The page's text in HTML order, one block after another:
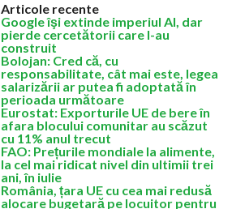
Articole recente
Google îşi extinde imperiul AI, dar
pierde cercetătorii care l-au
construit
Bolojan: Cred că, cu
responsabilitate, cât mai este, legea
salarizării ar putea fi adoptată în
perioada următoare
Eurostat: Exporturile UE de bere în
afara blocului comunitar au scăzut
cu 11% anul trecut
FAO: Prețurile mondiale la alimente,
la cel mai ridicat nivel din ultimii trei
ani, în iulie
România, țara UE cu cea mai redusă
alocare bugetară pe locuitor pentru